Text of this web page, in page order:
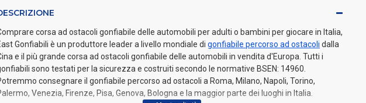
corsa ad ostacoli gonfiabile delle automobili per adulti o bambini per giocare in Italia,
Gonfiabili è un produttore leader a livello mondiale di gonfiabile percorso ad ostacoli dalla
e il più grande corsa ad ostacoli gonfiabile delle automobili in vendita d'Europa. Tutti i
sono testati per la sicurezza e costruiti secondo le normative BSEN: 14960.
consegnare il gonfiabile percorso ad ostacoli a Roma, Milano, Napoli, Torino,
Venezia, Firenze, Pisa, Genova, Bologna e la maggior parte dei luoghi in Italia.